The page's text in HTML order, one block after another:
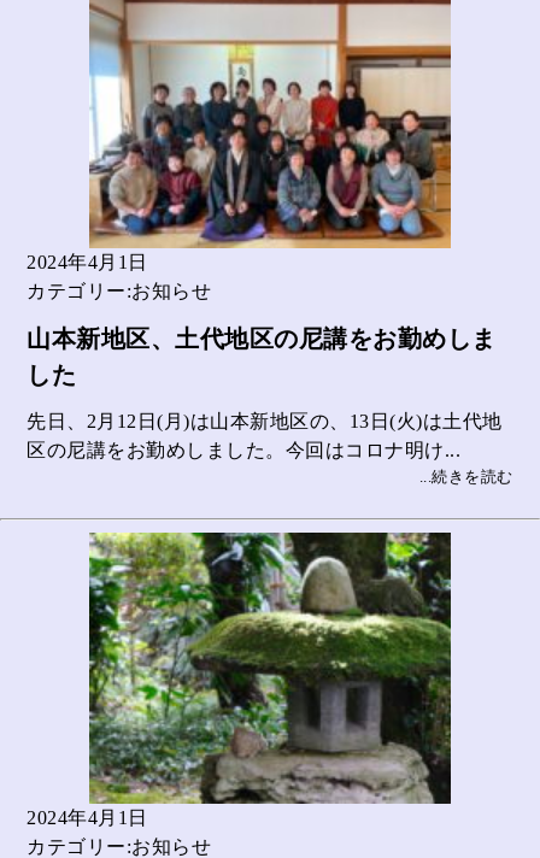
2024年4月1日
カテゴリー:お知らせ
山本新地区、土代地区の尼講をお勤めしま
した
先日、2月12日(月)は山本新地区の、13日(火)は土代地
区の尼講をお勤めしました。今回はコロナ明け...
...続きを読む
2024年4月1日
カテゴリー:お知らせ